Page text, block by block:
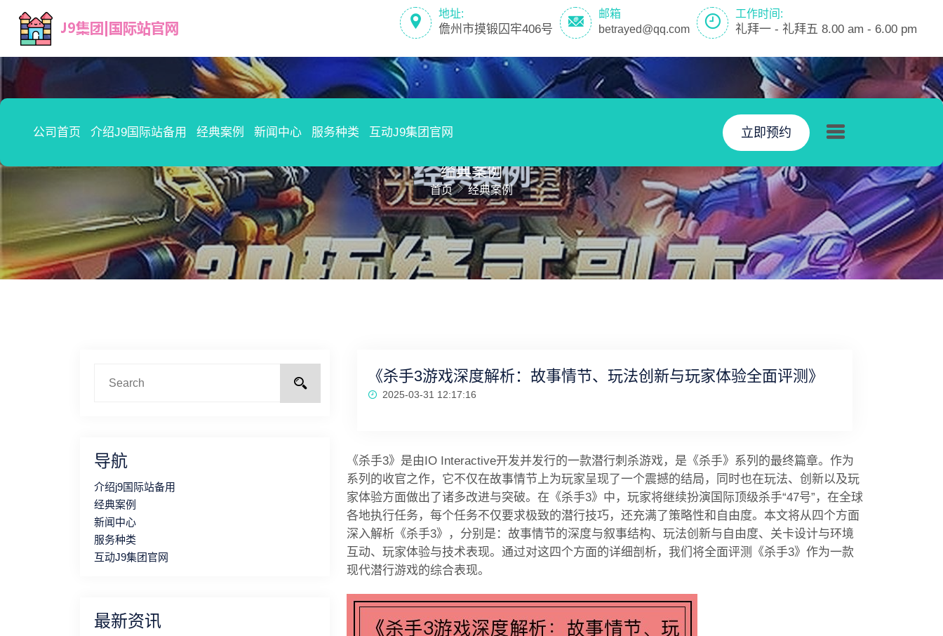
地址:
儋州市摸锻囚牢406号
邮箱
betrayed@qq.com
工作时间:
礼拜一 - 礼拜五 8.00 am - 6.00 pm
公司首页 介绍J9国际站备用 经典案例 新闻中心 服务种类 互动J9集团官网 立即预约
经典案例
首页 经典案例
导航
介绍j9国际站备用
经典案例
新闻中心
服务种类
互动J9集团官网
最新资讯
《杀手3游戏深度解析：故事情节、玩法创新与玩家体验全面评测》
2025-03-31 12:17:16
《杀手3》是由IO Interactive开发并发行的一款潜行刺杀游戏，是《杀手》系列的最终篇章。作为
系列的收官之作，它不仅在故事情节上为玩家呈现了一个震撼的结局，同时也在玩法、创新以及玩
家体验方面做出了诸多改进与突破。在《杀手3》中，玩家将继续扮演国际顶级杀手“47号”，在全球
各地执行任务，每个任务不仅要求极致的潜行技巧，还充满了策略性和自由度。本文将从四个方面
深入解析《杀手3》，分别是：故事情节的深度与叙事结构、玩法创新与自由度、关卡设计与环境
互动、玩家体验与技术表现。通过对这四个方面的详细剖析，我们将全面评测《杀手3》作为一款
现代潜行游戏的综合表现。